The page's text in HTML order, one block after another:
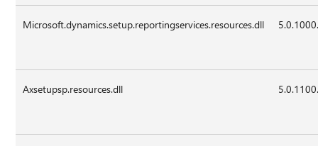
Microsoft.dynamics.setup.reportingservices.resources.dll
Axsetupsp.resources.dll